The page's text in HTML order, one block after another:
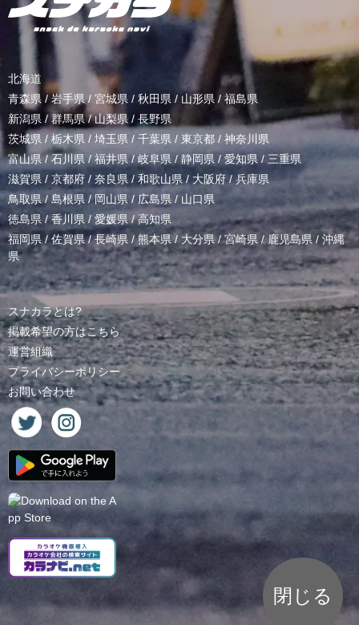
北海道
青森県 / 岩手県/ 宮城県 / 秋田県 / 山形県/ 福島県
新潟県 /群馬県/山梨県 / 長野県
茨城県 / 栃木県 / 埼玉県 / 千葉県 / 東京都 / 神奈川県
富山県 /石川県/福井県/岐阜県 / 静岡県 / 愛知県 / 三重県
滋賀県 / 京都府 / 奈良県 / 和歌山県/ 大阪府 /兵庫県
鳥取県/ 島根県 /岡山県/ 広島県 / 山口県
徳島県 /香川県 / 愛媛県/高知県
福岡県/佐賀県/長崎県 /熊本県/ 大分県/宮崎県 /鹿児島県 / 沖縄
県
スナカラとは?
掲載希望の方はこちら
運営組織
プライバシーポリシー
お問い合わせ
閉じる